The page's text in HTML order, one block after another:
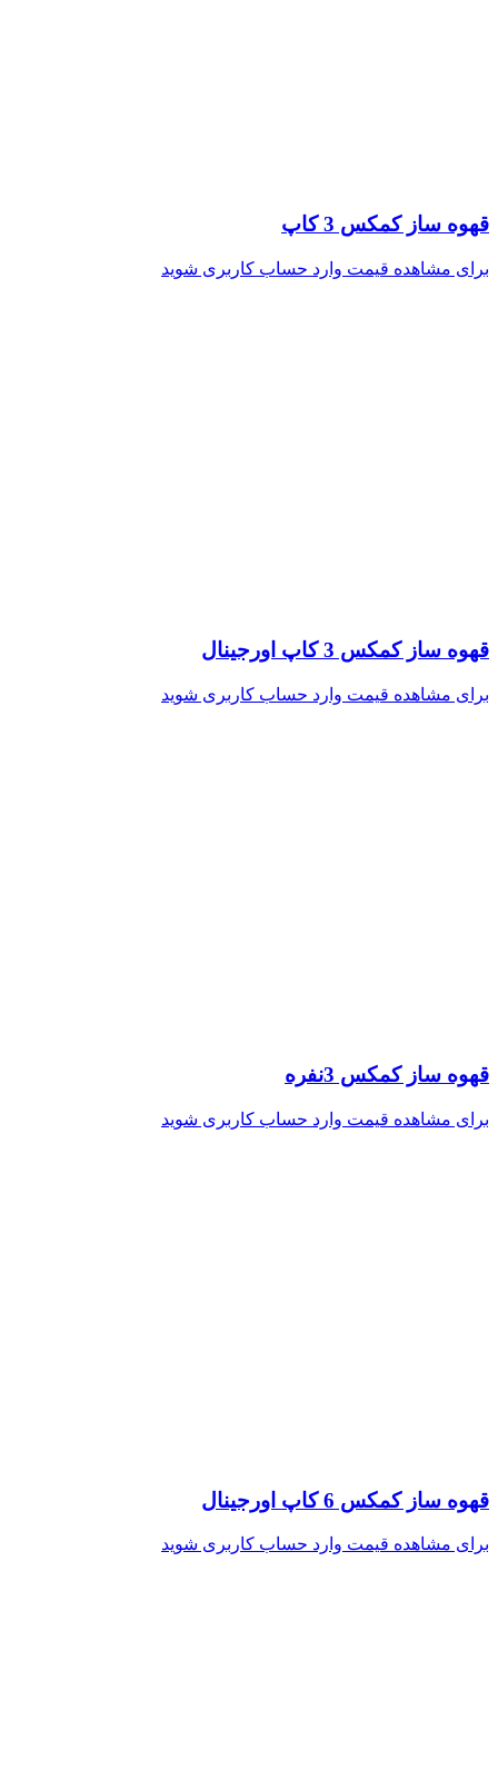
قهوه ساز کمکس 3 کاپ
برای مشاهده قیمت وارد حساب کاربری شوید
قهوه ساز کمکس 3 کاپ اورجینال
برای مشاهده قیمت وارد حساب کاربری شوید
قهوه ساز کمکس 3نفره
برای مشاهده قیمت وارد حساب کاربری شوید
قهوه ساز کمکس 6 کاپ اورجینال
برای مشاهده قیمت وارد حساب کاربری شوید